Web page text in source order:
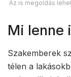
Az is megoldás
Mi lenne
Szakemberek
télen a